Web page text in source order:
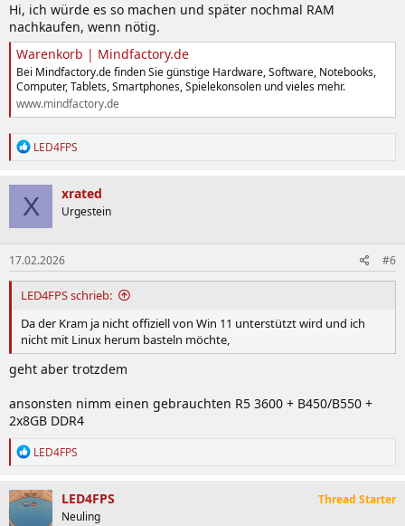
:
Hi, ich würde es so machen und später nochmal RAM
nachkaufen, wenn nötig.
Warenkorb | Mindfactory.de
Bei Mindfactory.de finden Sie günstige Hardware, Software, Notebooks,
Computer, Tablets, Smartphones, Spielekonsolen und vieles mehr.
www.mindfactory.de
R
k
t
o
n
e
n
:
LED4FPS
X xrated
Urgestein
17.02.2026 #6
LED4FPS schrieb:
Da der Kram ja nicht offiziell von Win 11 unterstützt wird und ich
nicht mit Linux herum basteln möchte,
geht aber trotzdem
ansonsten nimm einen gebrauchten R5 3600 + B450/B550 +
2x8GB DDR4
R
k
t
LED4FPS
LED4FPS
Neuling
Thread Starter